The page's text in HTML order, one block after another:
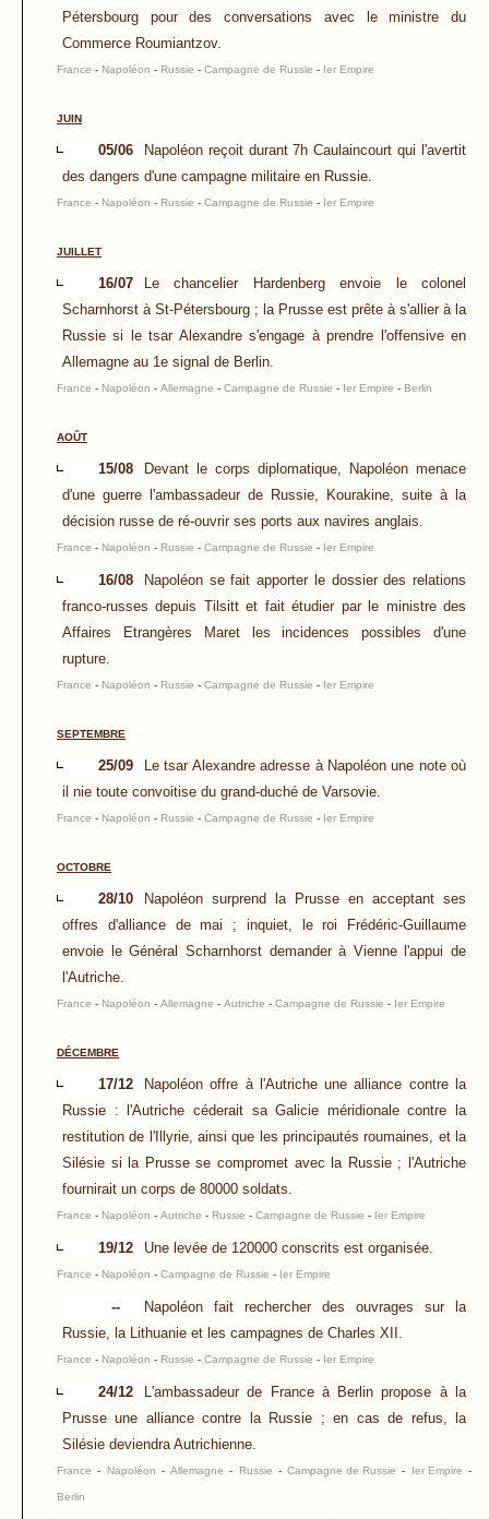
Pétersbourg pour des conversations avec le ministre du
Commerce Roumiantzov.
France - Napoléon - Russie - Campagne de Russie - Ier Empire
JUIN
05/06
Napoléon reçoit durant 7h Caulaincourt qui l'avertit
des dangers d'une campagne militaire en Russie.
France - Napoléon - Russie - Campagne de Russie - Ier Empire
JUILLET
16/07
Le chancelier Hardenberg envoie le colonel
Scharnhorst à St-Pétersbourg ; la Prusse est prête à s'allier à la
Russie si le tsar Alexandre s'engage à prendre l'offensive en
Allemagne au 1e signal de Berlin.
France - Napoléon - Allemagne - Campagne de Russie - Ier Empire - Berlin
AOÛT
15/08
Devant le corps diplomatique, Napoléon menace
d'une guerre l'ambassadeur de Russie, Kourakine, suite à la
décision russe de ré-ouvrir ses ports aux navires anglais.
France - Napoléon - Russie - Campagne de Russie - Ier Empire
16/08
Napoléon se fait apporter le dossier des relations
franco-russes depuis Tilsitt et fait étudier par le ministre des
Affaires Etrangères Maret les incidences possibles d'une
rupture.
France - Napoléon - Russie - Campagne de Russie - Ier Empire
SEPTEMBRE
25/09
Le tsar Alexandre adresse à Napoléon une note où
il nie toute convoitise du grand-duché de Varsovie.
France - Napoléon - Russie - Campagne de Russie - Ier Empire
OCTOBRE
28/10
Napoléon surprend la Prusse en acceptant ses
offres d'alliance de mai ; inquiet, le roi Frédéric-Guillaume
envoie le Général Scharnhorst demander à Vienne l'appui de
l'Autriche.
France - Napoléon - Allemagne - Autriche - Campagne de Russie - Ier Empire
DÉCEMBRE
17/12
Napoléon offre à l'Autriche une alliance contre la
Russie : l'Autriche céderait sa Galicie méridionale contre la
restitution de l'Illyrie, ainsi que les principautés roumaines, et la
Silésie si la Prusse se compromet avec la Russie ; l'Autriche
fournirait un corps de 80000 soldats.
France - Napoléon - Autriche - Russie - Campagne de Russie - Ier Empire
19/12 Une levée de 120000 conscrits est organisée.
France - Napoléon - Campagne de Russie - Ier Empire
--
Napoléon fait rechercher des ouvrages sur la
Russie, la Lithuanie et les campagnes de Charles XII.
France - Napoléon - Russie - Campagne de Russie - Ier Empire
24/12
L'ambassadeur de France à Berlin propose à la
Prusse une alliance contre la Russie ; en cas de refus, la
Silésie deviendra Autrichienne.
France - Napoléon -Allemagne - Russie -Campagne de Russie - Ier Empire -
Berlin